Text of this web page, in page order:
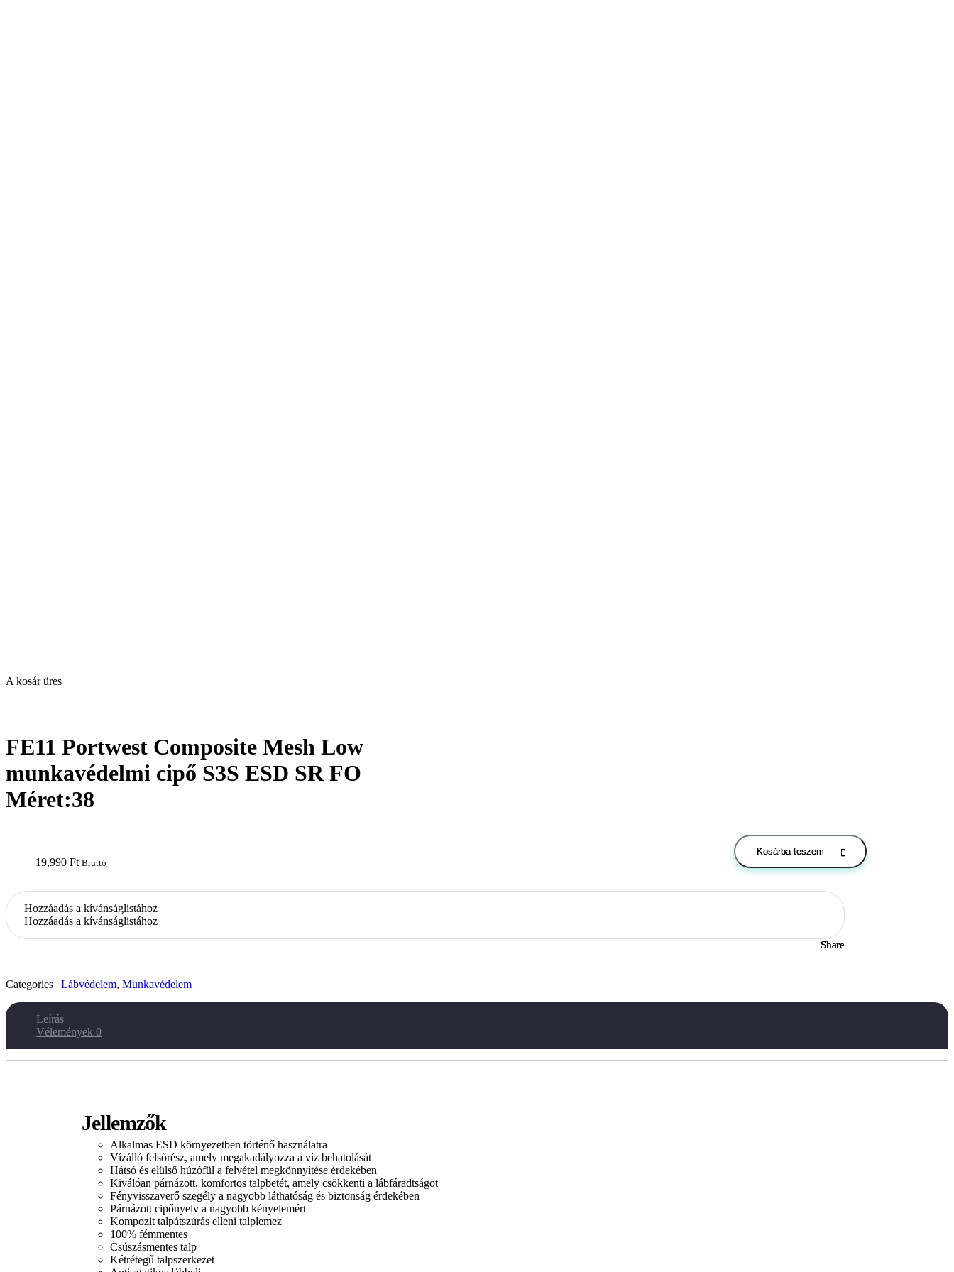
A kosár üres
FE11 Portwest Composite Mesh Low
munkavédelmi cipő S3S ESD SR FO
Méret:38
19,990 Ft Bruttó
Kosárba teszem
Hozzáadás a kívánságlistához
Hozzáadás a kívánságlistához
Share
Categories Lábvédelem, Munkavédelem
Leírás
Vélemények 0
Jellemzők
Alkalmas ESD környezetben történő használatra
Vízálló felsőrész, amely megakadályozza a víz behatolását
Hátsó és elülső húzófül a felvétel megkönnyítése érdekében
Kiválóan párnázott, komfortos talpbetét, amely csökkenti a lábfáradtságot
Fényvisszaverő szegély a nagyobb láthatóság és biztonság érdekében
Párnázott cipőnyelv a nagyobb kényelemért
Kompozit talpátszúrás elleni talplemez
100% fémmentes
Csúszásmentes talp
Kétrétegű talpszerkezet